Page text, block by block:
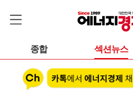
종합 섹션뉴스